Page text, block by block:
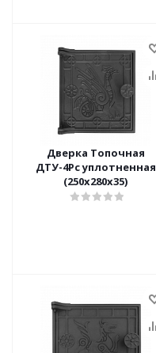
Дверка Топочная
ДТУ-4Рс уплотненная
(250х280х35)